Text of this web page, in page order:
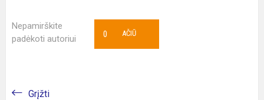
Nepamirškite
padėkoti autoriui
AČIŪ
0
Grįžti